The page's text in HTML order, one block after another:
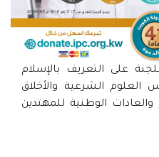
على التعريف بالإسلام
العلوم الشرعية والأخلاق
والعادات الوطنية للمهتدين